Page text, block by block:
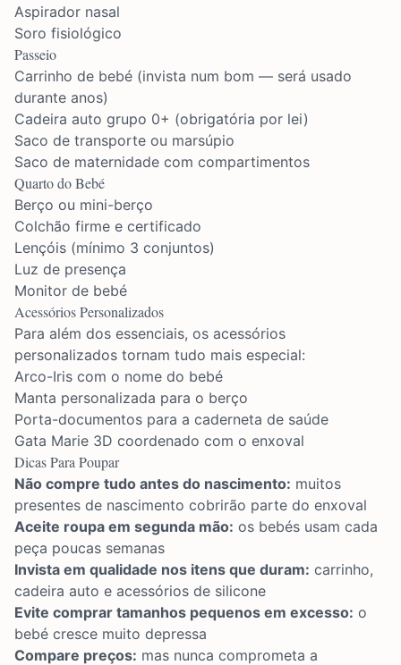
Aspirador nasal
Soro fisiológico
Passeio
Carrinho de bebé (invista num bom — será usado
durante anos)
Cadeira auto grupo 0+ (obrigatória por lei)
Saco de transporte ou marsúpio
Saco de maternidade com compartimentos
Quarto do Bebé
Berço ou mini-berço
Colchão firme e certificado
Lençóis (mínimo 3 conjuntos)
Luz de presença
Monitor de bebé
Acessórios Personalizados
Para além dos essenciais, os acessórios
personalizados tornam tudo mais especial:
Arco-Iris com o nome do bebé
Manta personalizada para o berço
Porta-documentos para a caderneta de saúde
Gata Marie 3D coordenado com o enxoval
Dicas Para Poupar
Não compre tudo antes do nascimento: muitos
presentes de nascimento cobrirão parte do enxoval
Aceite roupa em segunda mão: os bebés usam cada
peça poucas semanas
Invista em qualidade nos itens que duram: carrinho,
cadeira auto e acessórios de silicone
Evite comprar tamanhos pequenos em excesso: o
bebé cresce muito depressa
Compare preços: mas nunca comprometa a